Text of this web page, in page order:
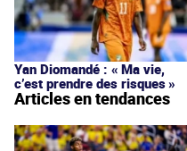
Yan Diomandé : « Ma vie,
c’est prendre des risques »
Articles en tendances